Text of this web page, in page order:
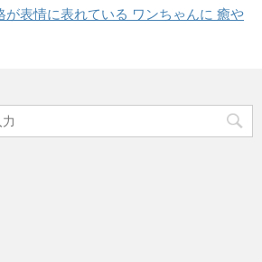
が表情に表れている ワンちゃんに 癒や